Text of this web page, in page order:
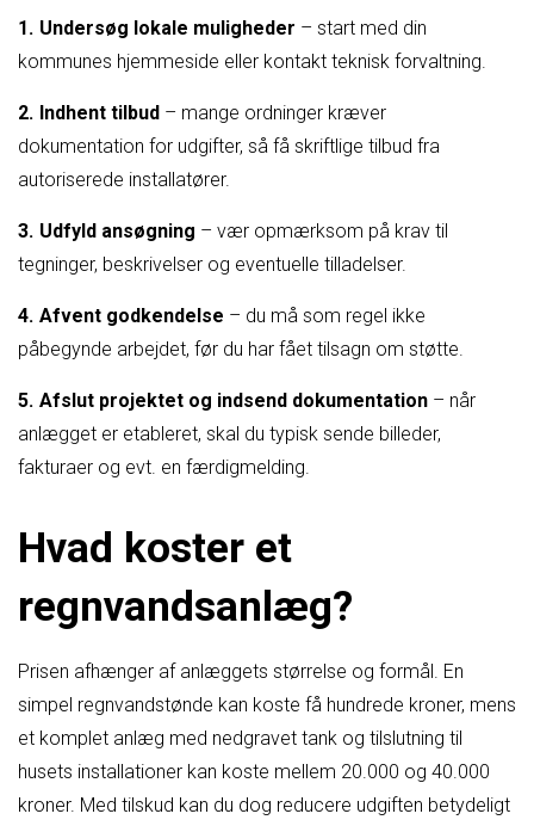
Undersøg lokale muligheder – start med din
kommunes hjemmeside eller kontakt teknisk forvaltning.
Indhent tilbud – mange ordninger kræver
dokumentation for udgifter, så få skriftlige tilbud fra
autoriserede installatører.
Udfyld ansøgning – vær opmærksom på krav til
tegninger, beskrivelser og eventuelle tilladelser.
Afvent godkendelse – du må som regel ikke
påbegynde arbejdet, før du har fået tilsagn om støtte.
Afslut projektet og indsend dokumentation – når
anlægget er etableret, skal du typisk sende billeder,
fakturaer og evt. en færdigmelding.
Hvad koster et
regnvandsanlæg?
Prisen afhænger af anlæggets størrelse og formål. En
simpel regnvandstønde kan koste få hundrede kroner, mens
et komplet anlæg med nedgravet tank og tilslutning til
husets installationer kan koste mellem 20.000 og 40.000
kroner. Med tilskud kan du dog reducere udgiften betydeligt